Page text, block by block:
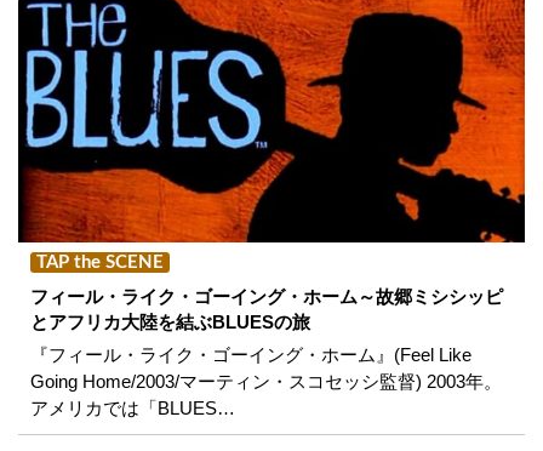
TAP the SCENE
フィール・ライク・ゴーイング・ホーム～故郷ミシシッピ
とアフリカ大陸を結ぶBLUESの旅
『フィール・ライク・ゴーイング・ホーム』(Feel Like
Going Home/2003/マーティン・スコセッシ監督) 2003年。
アメリカでは「BLUES…